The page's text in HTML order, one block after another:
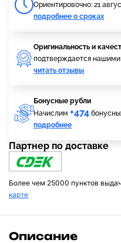
Ориентировочно: 21
подробнее о сроках
Оригинальность и
подтверждается нашими
читать отзывы
Бонусные рубли
Начислим +474
подробнее
Партнер по доставке
Более чем 25000 пунктов
карте
Описание